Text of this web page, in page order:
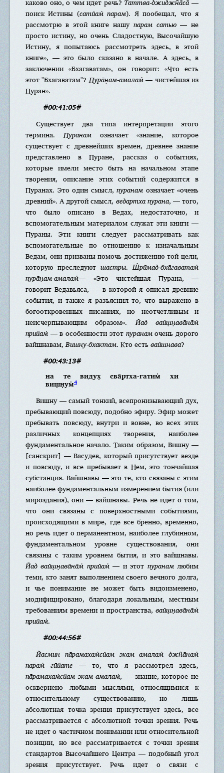
поиск Истины (сатйам̇ парам). Я пообещал, что я
рассмотрю в этой книге нашу парам сатью— не
просто истину, но очень Сладостную, Высочайшую
Истину, я попытаюсь рассмотреть здесь, в этой
книге», — это было сказано в начале. А здесь, в
заключении «Бхагаватам», он говорит: «Что есть
этот "Бхагаватам"?Пура̄н̣ам-амалам̇— чистейшая из
Пуран».
#00:41:05#
Существует два типа интерпретации этого
термина.Пуранамозначает «знание, которое
существует с древнейших времен, древнее знание
представлено в Пуране, рассказ о событиях,
которые имели место быть на начальном этапе
творения, описание этих событий содержится в
Пуранах. Это один смысл, пуранам означает «очень
древний». А другой смысл, ведартха пурана, — того,
что было описано в Ведах, недостаточно, и
вспомогательным материалом служат эти книги —
Пураны. Эти книги следует рассматривать как
вспомогательные по отношению к изначальным
Ведам, они призваны помочь достижению той цели,
которую преследуют шастры.Ш́рӣмад-бха̄гаватам̇
пура̄н̣ам-амалам̇— «Это чистейшая Пурана, —
говорит Ведавьяса, — в которой я описал древние
события, и также я разъяснил то, что выражено в
богооткровенных писаниях, но неотчетливым и
неисчерпывающим образом».Йад вайш̣н̣ава̄на̄м̇
прийам̇ — в особенности этот пуранамочень дорого
вайшнавам,Вишну-бхактам. Кто естьвайшнава?
#00:43:13#
на те видух̣ сва̄ртха-гатим̇ хи
виш̣н̣ум̇4
Вишну — самый тонкий, всепронизывающий дух,
пребывающий повсюду, подобно эфиру. Эфир может
пребывать повсюду, внутри и вовне, во всех этих
различных концепциях творения, наиболее
фундаментальное начало. Таким образом, Вишну —
[санскрит] — Васудев, который присутствует везде
и повсюду, и все пребывает в Нем, это тончайшая
субстанция. Вайшнавы — это те, кто связаны с этим
наиболее фундаментальным измерением бытия (или
мироздания), они — вайшнавы. Речь не идет о том,
что они связаны с поверхностными событиями,
происходящими в мире, где все бренно, временно,
но речь идет о перманентном, наиболее глубинном,
фундаментальном уровне существования, они
связаны с таким уровнем бытия, и это вайшнавы.
Йад вайш̣н̣ава̄на̄м̇ прийам̇— и этот пуранамлюбим
теми, кто занят выполнением своего вечного долга,
и чье понимание не может быть видоизменено,
модифицировано, благодаря локальным, местным
требованиям времени и пространства, вайш̣н̣ава̄на̄м̇
прийам̇.
#00:44:56#
Йасмин па̄рамахам̇сйам экам амалам̇ джн̃а̄нам̇
парам̇ гӣйате — то, что я рассмотрел здесь,
па̄рамахам̇сйам экам амалам̇, — знание, которое не
осквернено любыми мыслями, относящимися к
относительному существованию, но лишь
абсолютная точка зрения присутствует здесь, все
рассматривается с абсолютной точки зрения. Речь
не идет о частичном понимании или относительной
позиции, но все рассматривается с точки зрения
стандартов Высочайшего Центра — подобный угол
зрения присутствует. Речь идет о связи с